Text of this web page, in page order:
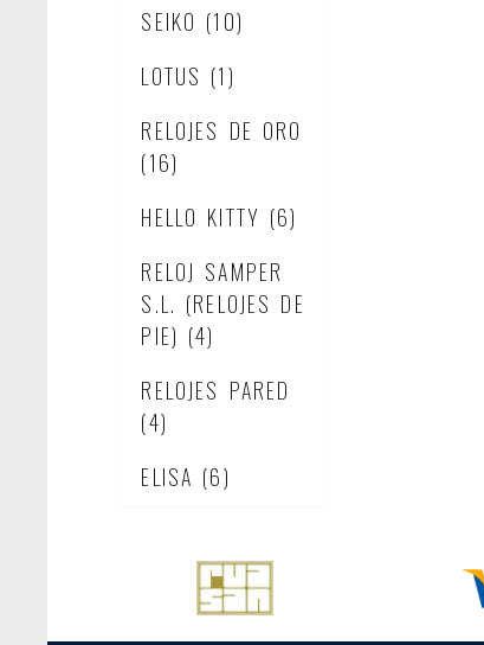
SEIKO (10)
LOTUS (1)
RELOJES DE ORO
(16)
HELLO KITTY (6)
RELOJ SAMPER
S.L. (RELOJES DE
PIE) (4)
RELOJES PARED
(4)
ELISA (6)